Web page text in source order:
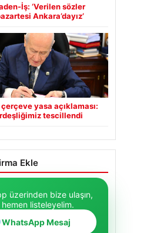
İş: ‘Verilen sözler
Ankara’dayız’
yasa açıklaması:
tescillendi
Ekle
üzerinden bize ulaşın,
hemen listeleyelim.
WhatsApp Mesaj